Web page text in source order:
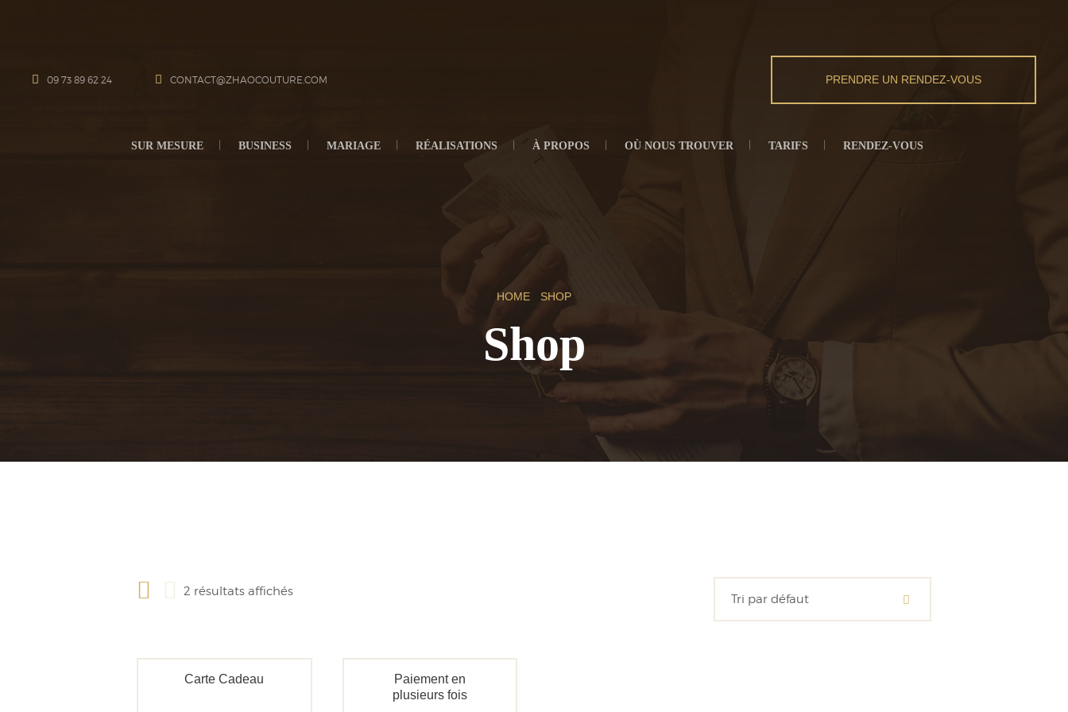
09 73 89 62 24 CONTACT@ZHAOCOUTURE.COM PRENDRE UN RENDEZ-VOUS
SUR MESURE BUSINESS MARIAGE RÉALISATIONS À PROPOS OÙ NOUS TROUVER TARIFS RENDEZ-VOUS
HOME SHOP
Shop
2 résultats affichés
Carte Cadeau
Paiement en
plusieurs fois